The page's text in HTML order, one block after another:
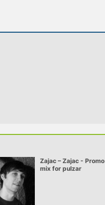
Zajac – Zajac - Promo
mix for pulzar